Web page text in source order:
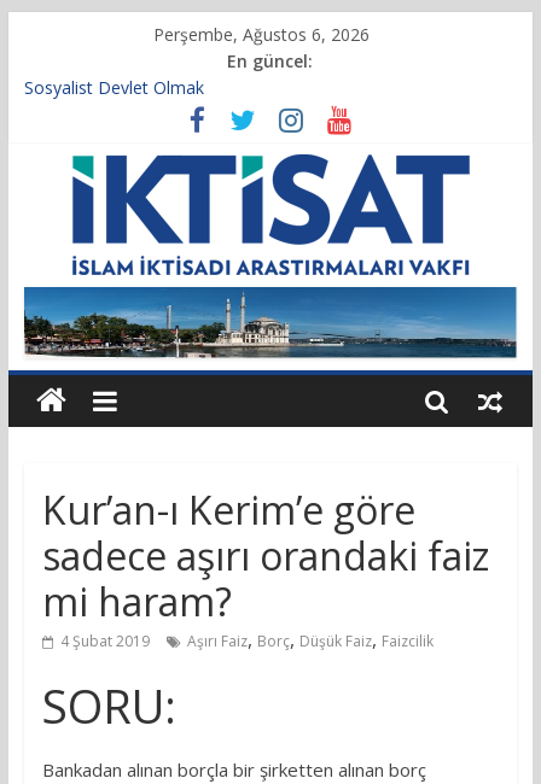
Perşembe, Ağustos 6, 2026
En güncel:
Sosyalist Devlet Olmak
Vakıf Başkanımız Prof. Dr. Servet BAYINDIR, 10.04.2025 tarihli
Cumhurbaşkanlığı Kararnamesi’nin 21’inci maddesi gereğince
yeniden atandı.
Kur’an’da İktisadi Hayat
Finansı Yönetmek…
Tulumbanın Suyu
Kur’an-ı Kerim’e göre
sadece aşırı orandaki faiz
mi haram?
4 Şubat 2019 Aşırı Faiz, Borç, Düşük Faiz, Faizcilik
SORU:
Bankadan alınan borçla bir şirketten alınan borç